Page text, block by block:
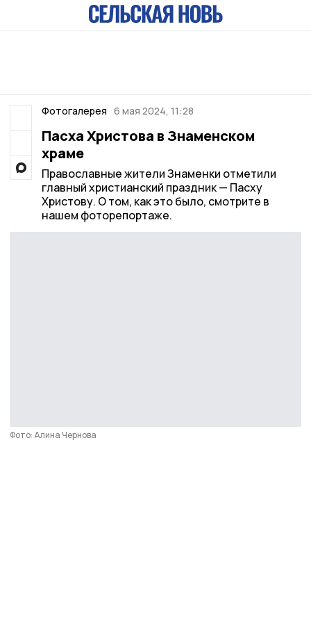
Фотогалерея 6 мая 2024, 11:28
Пасха Христова в Знаменском
храме
Православные жители Знаменки отметили
главный христианский праздник — Пасху
Христову. О том, как это было, смотрите в
нашем фоторепортаже.
Фото: Алина Чернова